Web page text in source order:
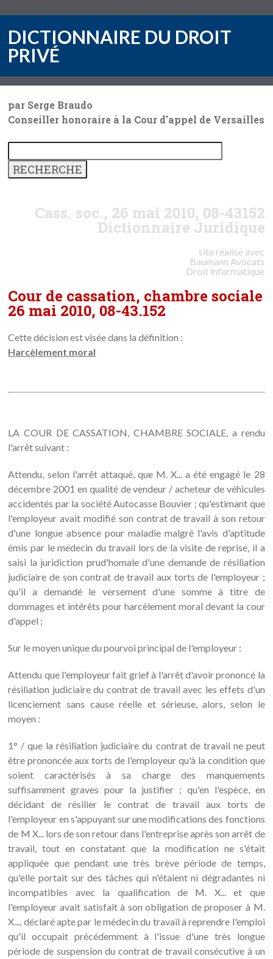
DICTIONNAIRE DU DROIT
PRIVÉ
par Serge Braudo
Conseiller honoraire à la Cour d'appel de Versailles
Cass. soc., 26 mai 2010, 08-43152
Dictionnaire Juridique
site réalisé avec
Baumann Avocats
Droit informatique
Cour de cassation, chambre sociale
26 mai 2010, 08-43.152
Cette décision est visée dans la définition :
Harcèlement moral
LA COUR DE CASSATION, CHAMBRE SOCIALE, a rendu
l'arrêt suivant :
Attendu, selon l'arrêt attaqué, que M. X... a été engagé le 28
décembre 2001 en qualité de vendeur / acheteur de véhicules
accidentés par la société Autocasse Bouvier ; qu'estimant que
l'employeur avait modifié son contrat de travail à son retour
d'une longue absence pour maladie malgré l'avis d'aptitude
émis par le médecin du travail lors de la visite de reprise, il a
saisi la juridiction prud'homale d'une demande de résiliation
judiciaire de son contrat de travail aux torts de l'employeur ;
qu'il a demandé le versement d'une somme à titre de
dommages et intérêts pour harcèlement moral devant la cour
d'appel ;
Sur le moyen unique du pourvoi principal de l'employeur :
Attendu que l'employeur fait grief à l'arrêt d'avoir prononcé la
résiliation judiciaire du contrat de travail avec les effets d'un
licenciement sans cause réelle et sérieuse, alors, selon le
moyen :
1° / que la résiliation judiciaire du contrat de travail ne peut
être prononcée aux torts de l'employeur qu'à la condition que
soient caractérisés à sa charge des manquements
suffisamment graves pour la justifier ; qu'en l'espèce, en
décidant de résilier le contrat de travail aux torts de
l'employeur en s'appuyant sur une modifications des fonctions
de M X... lors de son retour dans l'entreprise après son arrêt de
travail, tout en constatant que la modification ne s'était
appliquée que pendant une très brève période de temps,
qu'elle portait sur des tâches qui n'étaient ni dégradantes ni
incompatibles avec la qualification de M. X... et que
l'employeur avait satisfait à son obligation de proposer à M.
X..., déclaré apte par le médecin du travail à reprendre l'emploi
qu'il occupait précédemment à l'issue d'une très longue
période de suspension du contrat de travail consécutive à un